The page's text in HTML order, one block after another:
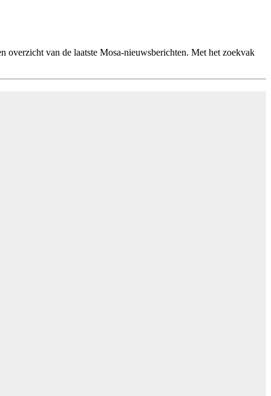
overzicht van de laatste Mosa-nieuwsberichten. Met het zoekvak